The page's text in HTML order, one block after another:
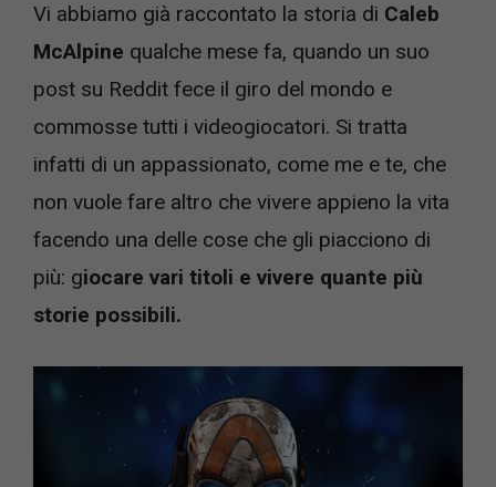
Vi abbiamo già raccontato la storia di Caleb
McAlpine qualche mese fa, quando un suo
post su Reddit fece il giro del mondo e
commosse tutti i videogiocatori. Si tratta
infatti di un appassionato, come me e te, che
non vuole fare altro che vivere appieno la vita
facendo una delle cose che gli piacciono di
più: giocare vari titoli e vivere quante più
storie possibili.